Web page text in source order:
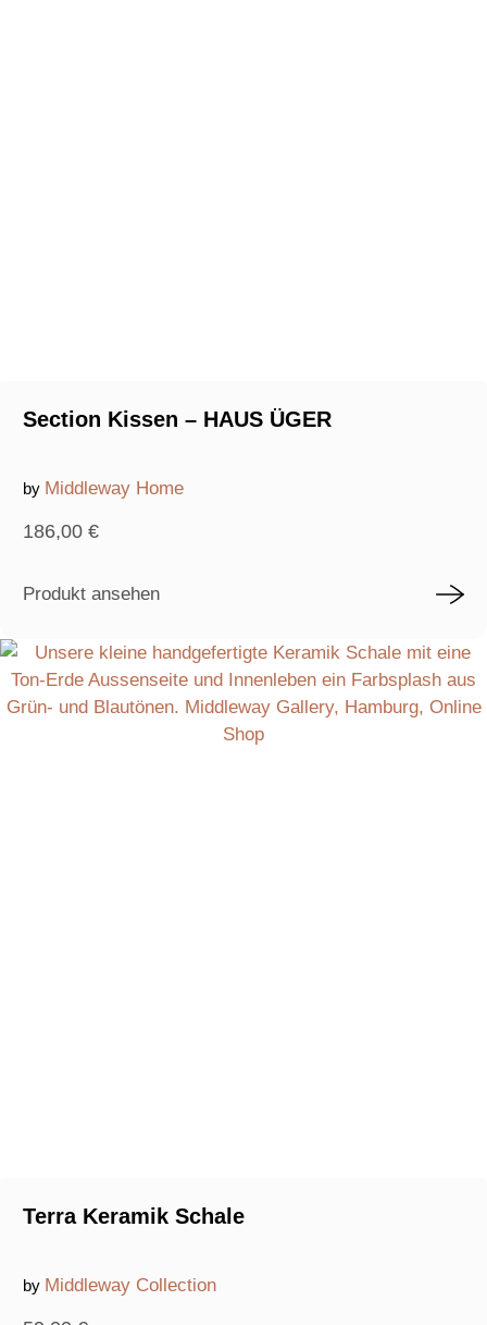
Section Kissen – HAUS ÜGER
by Middleway Home
186,00 €
Produkt ansehen
Terra Keramik Schale
by Middleway Collection